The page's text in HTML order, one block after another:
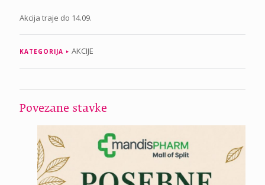
Akcija traje do 14.09.
KATEGORIJA AKCIJE
Povezane stavke